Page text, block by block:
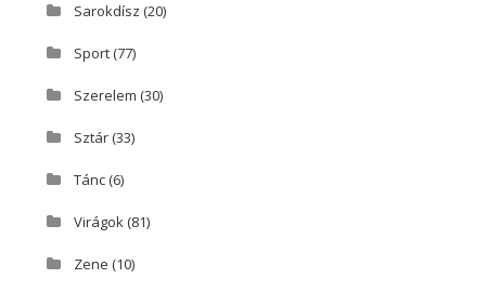
Sarokdísz (20)
Sport(77)
Szerelem (30)
Sztár(33)
Tánc(6)
Virágok(81)
Zene (10)